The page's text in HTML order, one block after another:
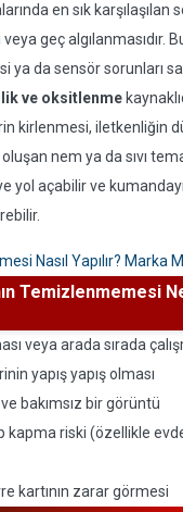
en sık karşılaşılan
veya geç algılanmasıdır.
ya da sensör sorunları
ve oksitlenme
kirlenmesi, iletkenliğin
nem ya da sıvı
yol açabilir ve
Nasıl Yapılır? Marka
Temizlenmemesi
veya arada sırada
yapış yapış olması
bakımsız bir görüntü
kapma riski (özellikle
kartının zarar görmesi